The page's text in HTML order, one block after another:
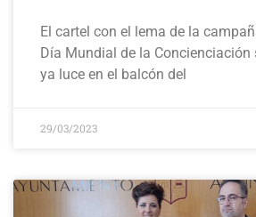
El cartel con el lema de la
Día Mundial de la
ya luce en el balcón del
29/03/2023